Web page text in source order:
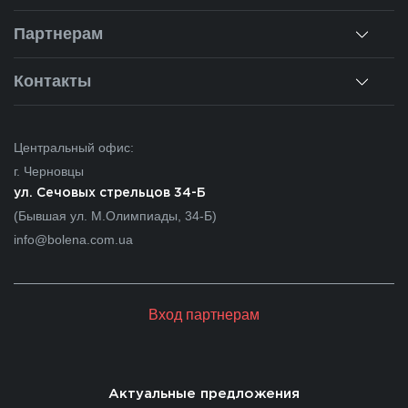
Ремонт окон
Калькулятор
Вопросы-ответы
Наша история
Новости
Партнерам
Для дилеров
Для партнеров
Контакты
Ивано-Франковск
Львов
Закарпатье
Центральный офис:
г. Черновцы
ул. Сечовых стрельцов 34-Б
(Бывшая ул. М.Олимпиады, 34-Б)
info@bolena.com.ua
Вход партнерам
Актуальные предложения